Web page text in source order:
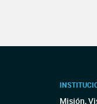
Misión,